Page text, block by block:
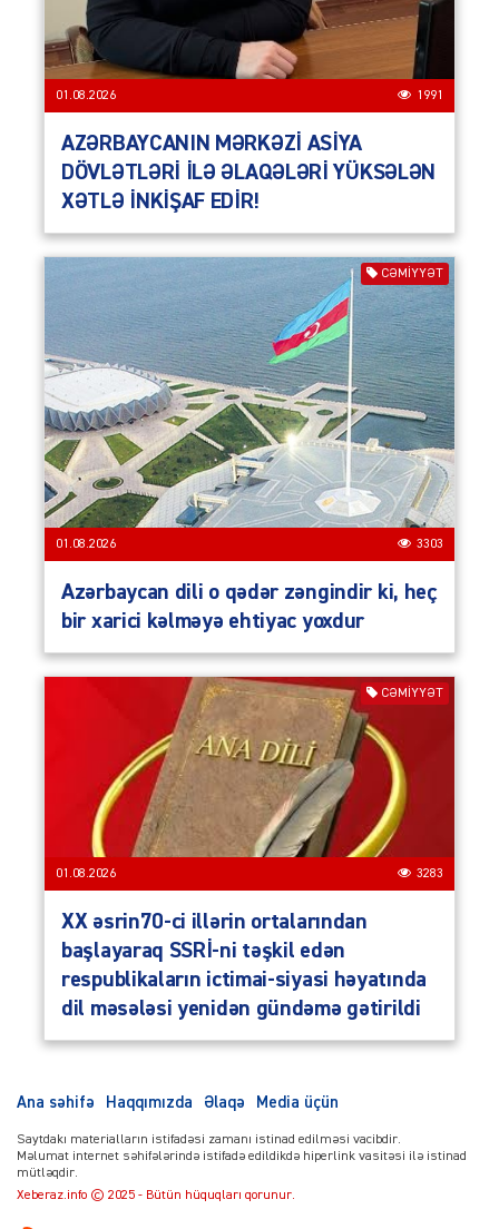
01.08.2026 1991
AZƏRBAYCANIN MƏRKƏZİ ASİYA
DÖVLƏTLƏRİ İLƏ ƏLAQƏLƏRİ YÜKSƏLƏN
XƏTLƏ İNKİŞAF EDİR!
CƏMIYYƏT
01.08.2026 3303
Azərbaycan dili o qədər zəngindir ki, heç
bir xarici kəlməyə ehtiyac yoxdur
CƏMIYYƏT
01.08.2026 3283
XX əsrin70-ci illərin ortalarından
başlayaraq SSRİ-ni təşkil edən
respublikaların ictimai-siyasi həyatında
dil məsələsi yenidən gündəmə gətirildi
Ana səhifə Haqqımızda Əlaqə Media üçün
Saytdakı materialların istifadəsi zamanı istinad edilməsi vacibdir.
Məlumat internet səhifələrində istifadə edildikdə hiperlink vasitəsi ilə istinad
mütləqdir.
Xeberaz.info © 2025 - Bütün hüquqları qorunur.